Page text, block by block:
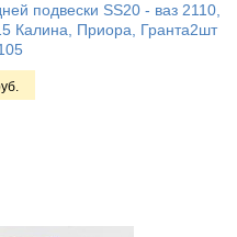
подвески SS20 - ваз 2110,
Калина, Приора, Гранта2шт